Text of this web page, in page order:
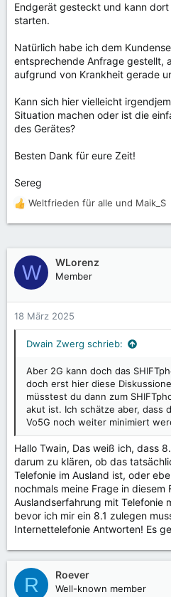
Endgerät gesteckt und kann
starten.
Natürlich habe ich dem
entsprechende Anfrage gestellt,
aufgrund von Krankheit gerade
Kann sich hier vielleicht
Situation machen oder ist die
des Gerätes?
Besten Dank für eure Zeit!
Sereg
R
e
k
i
o
e
n
Weltfrieden für alle und Maik_S
W WLorenz
Member
18 März 2025
Dwain Zwerg schrieb:
Aber 2G kann doch das
doch erst hier diese
müsstest du dann zum
akut ist. Ich schätze aber, dass
Vo5G noch weiter minimiert
Hallo Twain, Das weiß ich, dass
darum zu klären, ob das
Telefonie im Ausland ist, oder
nochmals meine Frage in diesem
Auslandserfahrung mit Telefonie
bevor ich mir ein 8.1 zulegen
Internettelefonie Antworten! Es
R Roever
Well-known member